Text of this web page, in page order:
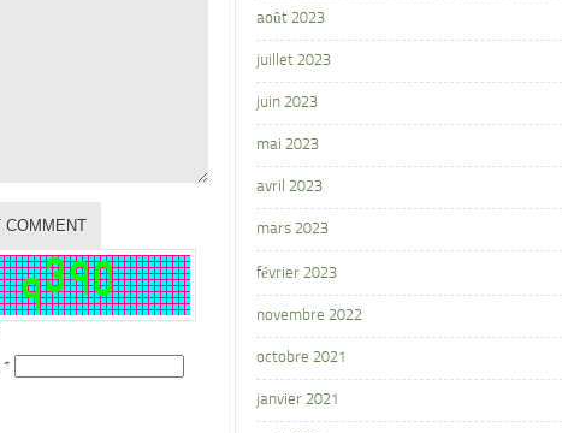
*
août 2023
juillet 2023
juin 2023
mai 2023
avril 2023
mars 2023
février 2023
novembre 2022
octobre 2021
janvier 2021